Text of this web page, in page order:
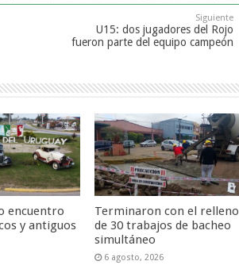
Siguiente
U15: dos jugadores del Rojo
fueron parte del equipo campeón
encuentro
y antiguos
Terminaron con el relleno
de 30 trabajos de bacheo
simultáneo
6 agosto, 2026